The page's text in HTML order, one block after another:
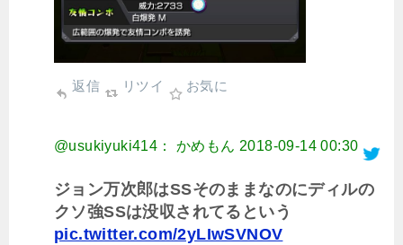
返信 リツイ お気に
@usukiyuki414： かめもん 2018-09-14 00:30
ジョン万次郎はSSそのままなのにディルの
クソ強SSは没収されてるという
pic.twitter.com/2yLIwSVNOV